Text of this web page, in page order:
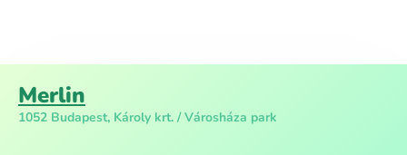
Merlin
1052 Budapest, Károly krt. / Városháza park